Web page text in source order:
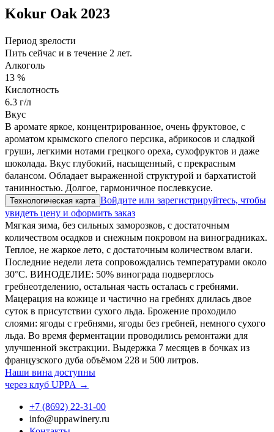
Kokur Oak 2023
Период зрелости
Пить сейчас и в течение 2 лет.
Алкоголь
13 %
Кислотность
6.3 г/л
Вкус
В аромате яркое, концентрированное, очень фруктовое, с
ароматом крымского спелого персика, абрикосов и сладкой
груши, легкими нотами грецкого ореха, сухофруктов и даже
шоколада. Вкус глубокий, насыщенный, с прекрасным
балансом. Обладает выраженной структурой и бархатистой
танинностью. Долгое, гармоничное послевкусие.
Технологическая карта Войдите или зарегистрируйтесь, чтобы
увидеть цену и оформить заказ
Мягкая зима, без сильных заморозков, с достаточным
количеством осадков и снежным покровом на виноградниках.
Теплое, не жаркое лето, с достаточным количеством влаги.
Последние недели лета сопровождались температурами около
30°С. ВИНОДЕЛИЕ: 50% винограда подверглось
гребнеотделению, остальная часть осталась с гребнями.
Мацерация на кожице и частично на гребнях длилась двое
суток в присутствии сухого льда. Брожение проходило
слоями: ягоды с гребнями, ягоды без гребней, немного сухого
льда. Во время ферментации проводились ремонтажи для
улучшенной экстракции. Выдержка 7 месяцев в бочках из
французского дуба объёмом 228 и 500 литров.
Наши вина доступны
через клуб UPPA →
+7 (8692) 22‑31‑00
info@uppawinery.ru